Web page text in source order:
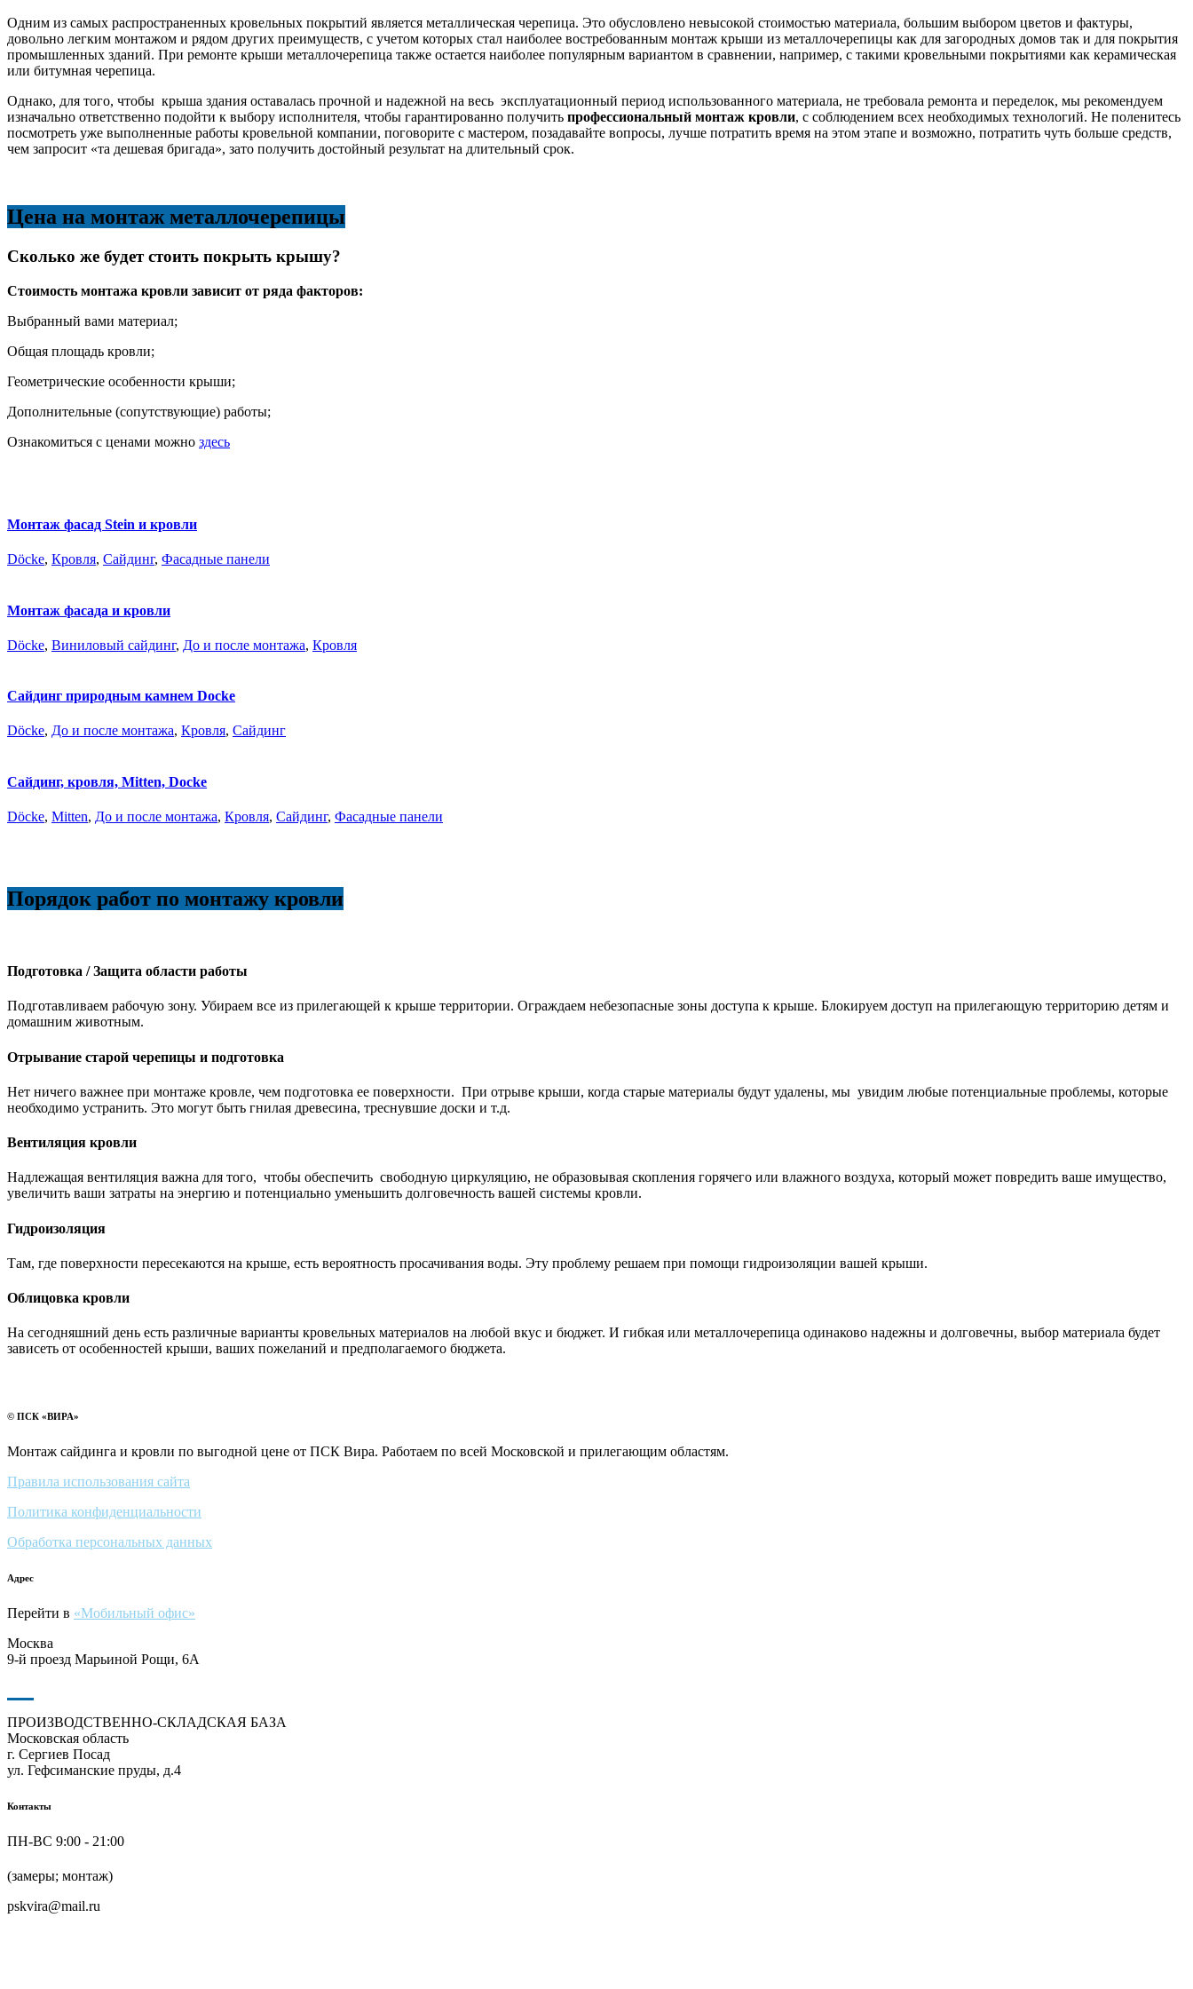
Одним из самых распространенных кровельных покрытий является металлическая черепица. Это обусловлено невысокой стоимостью материала, большим выбором цветов и фактуры,
довольно легким монтажом и рядом других преимуществ, с учетом которых стал наиболее востребованным монтаж крыши из металлочерепицы как для загородных домов так и для покрытия
промышленных зданий. При ремонте крыши металлочерепица также остается наиболее популярным вариантом в сравнении, например, с такими кровельными покрытиями как керамическая
или битумная черепица.
Однако, для того, чтобы крыша здания оставалась прочной и надежной на весь эксплуатационный период использованного материала, не требовала ремонта и переделок, мы рекомендуем
изначально ответственно подойти к выбору исполнителя, чтобы гарантированно получить профессиональный монтаж кровли, с соблюдением всех необходимых технологий. Не поленитесь
посмотреть уже выполненные работы кровельной компании, поговорите с мастером, позадавайте вопросы, лучше потратить время на этом этапе и возможно, потратить чуть больше средств,
чем запросит «та дешевая бригада», зато получить достойный результат на длительный срок.
Цена на монтаж металлочерепицы
Сколько же будет стоить покрыть крышу?
Стоимость монтажа кровли зависит от ряда факторов:
Выбранный вами материал;
Общая площадь кровли;
Геометрические особенности крыши;
Дополнительные (сопутствующие) работы;
Ознакомиться с ценами можно здесь
Монтаж фасад Stein и кровли
Döcke, Кровля, Сайдинг, Фасадные панели
Монтаж фасада и кровли
Döcke, Виниловый сайдинг, До и после монтажа, Кровля
Сайдинг природным камнем Docke
Döcke, До и после монтажа, Кровля, Сайдинг
Сайдинг, кровля, Mitten, Docke
Döcke, Mitten, До и после монтажа, Кровля, Сайдинг, Фасадные панели
Порядок работ по монтажу кровли
Подготовка / Защита области работы
Подготавливаем рабочую зону. Убираем все из прилегающей к крыше территории. Ограждаем небезопасные зоны доступа к крыше. Блокируем доступ на прилегающую территорию детям и
домашним животным.
Отрывание старой черепицы и подготовка
Нет ничего важнее при монтаже кровле, чем подготовка ее поверхности. При отрыве крыши, когда старые материалы будут удалены, мы увидим любые потенциальные проблемы, которые
необходимо устранить. Это могут быть гнилая древесина, треснувшие доски и т.д.
Вентиляция кровли
Надлежащая вентиляция важна для того, чтобы обеспечить свободную циркуляцию, не образовывая скопления горячего или влажного воздуха, который может повредить ваше имущество,
увеличить ваши затраты на энергию и потенциально уменьшить долговечность вашей системы кровли.
Гидроизоляция
Там, где поверхности пересекаются на крыше, есть вероятность просачивания воды. Эту проблему решаем при помощи гидроизоляции вашей крыши.
Облицовка кровли
На сегодняшний день есть различные варианты кровельных материалов на любой вкус и бюджет. И гибкая или металлочерепица одинаково надежны и долговечны, выбор материала будет
зависеть от особенностей крыши, ваших пожеланий и предполагаемого бюджета.
© ПСК «ВИРА»
Монтаж сайдинга и кровли по выгодной цене от ПСК Вира. Работаем по всей Московской и прилегающим областям.
Правила использования сайта
Политика конфиденциальности
Обработка персональных данных
Адрес
Перейти в «Мобильный офис»
Москва
9-й проезд Марьиной Рощи, 6А
ПРОИЗВОДСТВЕННО-СКЛАДСКАЯ БАЗА
Московская область
г. Сергиев Посад
ул. Гефсиманские пруды, д.4
Контакты
ПН-ВС 9:00 - 21:00
(замеры; монтаж)
pskvira@mail.ru